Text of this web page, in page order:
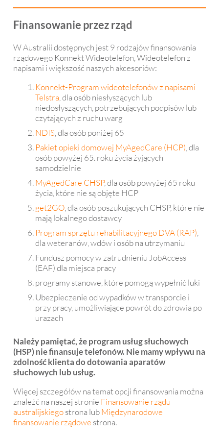
Finansowanie przez rząd
W Australii dostępnych jest 9 rodzajów finansowania
rządowego Konnekt Wideotelefon, Wideotelefon z
napisami i większość naszych akcesoriów:
Konnekt-Program wideotelefonów z napisami
Telstra , dla osób niesłyszących lub
niedosłyszących, potrzebujących podpisów lub
czytających z ruchu warg
NDIS , dla osób poniżej 65
Pakiet opieki domowej MyAgedCare (HCP) , dla
osób powyżej 65. roku życia żyjących
samodzielnie
MyAgedCare CHSP, dla osób powyżej 65 roku
życia, które nie są objęte HCP
get2GO , dla osób poszukujących CHSP, które nie
mają lokalnego dostawcy
Program sprzętu rehabilitacyjnego DVA (RAP)
dla weteranów, wdów i osób na utrzymaniu
Fundusz pomocy w zatrudnieniu JobAccess
(EAF) dla miejsca pracy
programy stanowe, które pomogą wypełnić luki
Ubezpieczenie od wypadków w transporcie i
przy pracy, umożliwiające powrót do zdrowia po
urazach
Należy pamiętać, że program usług słuchowych
(HSP) nie finansuje telefonów. Nie mamy wpływu na
zdolność klienta do dotowania aparatów
słuchowych lub usług.
Więcej szczegółów na temat opcji finansowania można
znaleźć na naszej stronie Finansowanie rządu
australijskiegostrona lubMiędzynarodowe
finansowanie rządowe strona.